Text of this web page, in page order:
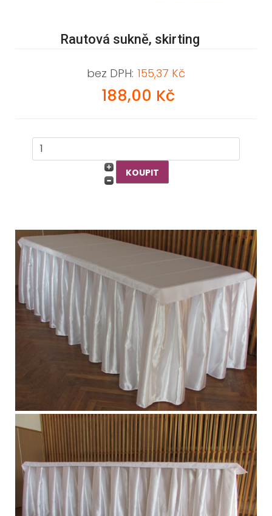
Rautová sukně, skirting
bez DPH: 155,37 Kč
188,00 Kč